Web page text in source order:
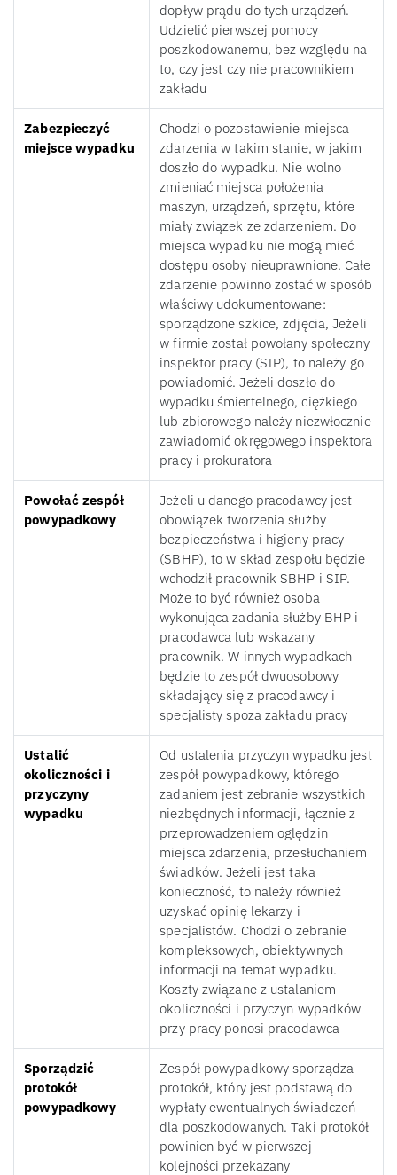
dopływ prądu do tych urządzeń.
Udzielić pierwszej pomocy
poszkodowanemu, bez względu na
to, czy jest czy nie pracownikiem
zakładu
Zabezpieczyć
miejsce wypadku
Chodzi o pozostawienie miejsca
zdarzenia w takim stanie, w jakim
doszło do wypadku. Nie wolno
zmieniać miejsca położenia
maszyn, urządzeń, sprzętu, które
miały związek ze zdarzeniem. Do
miejsca wypadku nie mogą mieć
dostępu osoby nieuprawnione. Całe
zdarzenie powinno zostać w sposób
właściwy udokumentowane:
sporządzone szkice, zdjęcia, Jeżeli
w firmie został powołany społeczny
inspektor pracy (SIP), to należy go
powiadomić. Jeżeli doszło do
wypadku śmiertelnego, ciężkiego
lub zbiorowego należy niezwłocznie
zawiadomić okręgowego inspektora
pracy i prokuratora
Powołać zespół
powypadkowy
Jeżeli u danego pracodawcy jest
obowiązek tworzenia służby
bezpieczeństwa i higieny pracy
(SBHP), to w skład zespołu będzie
wchodził pracownik SBHP i SIP.
Może to być również osoba
wykonująca zadania służby BHP i
pracodawca lub wskazany
pracownik. W innych wypadkach
będzie to zespół dwuosobowy
składający się z pracodawcy i
specjalisty spoza zakładu pracy
Ustalić
okoliczności i
przyczyny
wypadku
Od ustalenia przyczyn wypadku jest
zespół powypadkowy, którego
zadaniem jest zebranie wszystkich
niezbędnych informacji, łącznie z
przeprowadzeniem oględzin
miejsca zdarzenia, przesłuchaniem
świadków. Jeżeli jest taka
konieczność, to należy również
uzyskać opinię lekarzy i
specjalistów. Chodzi o zebranie
kompleksowych, obiektywnych
informacji na temat wypadku.
Koszty związane z ustalaniem
okoliczności i przyczyn wypadków
przy pracy ponosi pracodawca
Sporządzić
protokół
powypadkowy
Zespół powypadkowy sporządza
protokół, który jest podstawą do
wypłaty ewentualnych świadczeń
dla poszkodowanych. Taki protokół
powinien być w pierwszej
kolejności przekazany